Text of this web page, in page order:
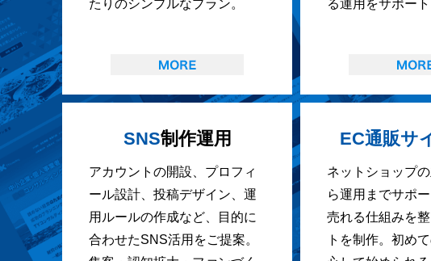
たりのシンプルなプラン。
る運用をサポート
SNS制作運用
アカウントの開設、プロフィ
ール設計、投稿デザイン、運
用ルールの作成など、目的に
合わせたSNS活用をご提案。
EC通販サ
ネットショップ
ら運用までサポー
売れる仕組みを
トを制作。初め